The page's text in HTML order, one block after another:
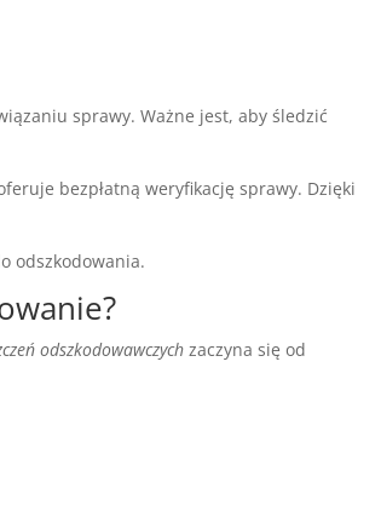
sprawy. Ważne jest, aby śledzić
bezpłatną weryfikację sprawy. Dzięki
odszkodowania.
odszkodowawczych zaczyna się od